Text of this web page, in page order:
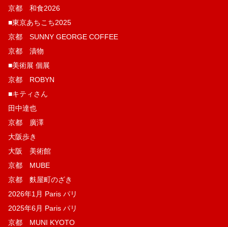
京都 和食2026
■東京あちこち2025
京都 SUNNY GEORGE COFFEE
京都 漬物
■美術展 個展
京都 ROBYN
■キティさん
田中達也
京都 廣澤
大阪歩き
大阪 美術館
京都 MUBE
京都 麩屋町のざき
2026年1月 Paris パリ
2025年6月 Paris パリ
京都 MUNI KYOTO